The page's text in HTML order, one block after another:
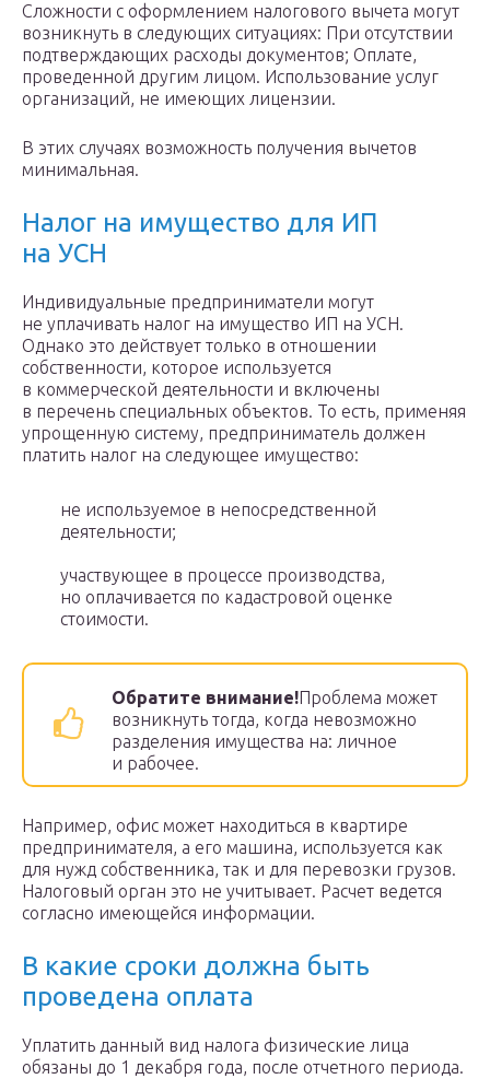
Сложности с оформлением налогового вычета могут
возникнуть в следующих ситуациях: При отсутствии
подтверждающих расходы документов; Оплате,
проведенной другим лицом. Использование услуг
организаций, не имеющих лицензии.
В этих случаях возможность получения вычетов
минимальная.
Налог на имущество для ИП
на УСН
Индивидуальные предприниматели могут
не уплачивать налог на имущество ИП на УСН.
Однако это действует только в отношении
собственности, которое используется
в коммерческой деятельности и включены
в перечень специальных объектов. То есть, применяя
упрощенную систему, предприниматель должен
платить налог на следующее имущество:
не используемое в непосредственной
деятельности;
участвующее в процессе производства,
но оплачивается по кадастровой оценке
стоимости.
Обратите внимание!Проблема может
возникнуть тогда, когда невозможно
разделения имущества на: личное
и рабочее.
Например, офис может находиться в квартире
предпринимателя, а его машина, используется как
для нужд собственника, так и для перевозки грузов.
Налоговый орган это не учитывает. Расчет ведется
согласно имеющейся информации.
В какие сроки должна быть
проведена оплата
Уплатить данный вид налога физические лица
обязаны до 1 декабря года, после отчетного периода.